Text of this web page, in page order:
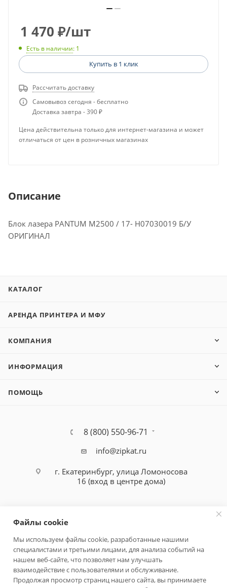
1 470 ₽/шт
Есть в наличии: 1
Купить в 1 клик
Рассчитать доставку
Самовывоз сегодня - бесплатно
Доставка завтра - 390 ₽
Цена действительна только для интернет-магазина и может
отличаться от цен в розничных магазинах
Описание
Блок лазера PANTUM M2500 / 17- H07030019 Б/У
ОРИГИНАЛ
КАТАЛОГ
АРЕНДА ПРИНТЕРА И МФУ
КОМПАНИЯ
ИНФОРМАЦИЯ
ПОМОЩЬ
8 (800) 550-96-71
info@zipkat.ru
г. Екатеринбург, улица Ломоносова
16 (вход в центре дома)
Политика конфиденциальности
Файлы cookie
Мы используем файлы cookie, разработанные нашими
специалистами и третьими лицами, для анализа событий на
нашем веб-сайте, что позволяет нам улучшать
взаимодействие с пользователями и обслуживание.
Продолжая просмотр страниц нашего сайта, вы принимаете